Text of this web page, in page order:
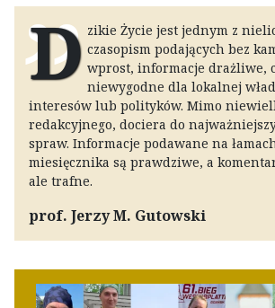
D zikie Życie jest jednym z
czasopism podających bez
wprost, informacje drażliwe,
niewygodne dla lokalnej
interesów lub polityków. Mimo
redakcyjnego, dociera do
spraw. Informacje podawane na
miesięcznika są prawdziwe, a
ale trafne.
prof. Jerzy M. Gutowski